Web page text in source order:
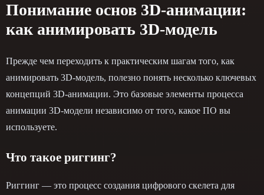
Понимание основ 3D-анимации:
как анимировать 3D-модель
Прежде чем переходить к практическим шагам того, как
анимировать 3D-модель, полезно понять несколько ключевых
концепций 3D-анимации. Это базовые элементы процесса
анимации 3D-модели независимо от того, какое ПО вы
используете.
Что такое риггинг?
Риггинг — это процесс создания цифрового скелета для